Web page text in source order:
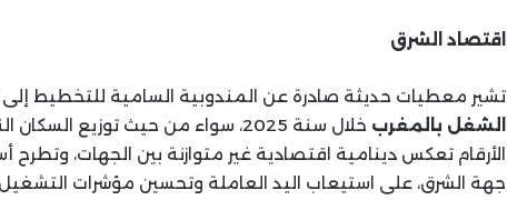
اقتصاد الشرق
تشير معطيات حديثة صادرة عن المندوبية السامية للتخطيط إلى
الشغل بالمغرب
خلال سنة 2025، سواء من حيث توزيع
الأرقام تعكس دينامية اقتصادية غير متوازنة بين الجهات،
جهة الشرق، على استيعاب اليد العاملة وتحسين مؤشرات